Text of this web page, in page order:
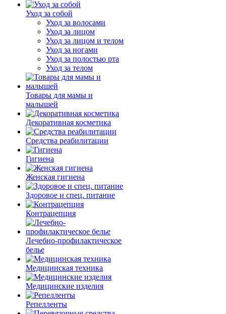
Уход за собой
Уход за волосами
Уход за лицом
Уход за лицом и телом
Уход за ногами
Уход за полостью рта
Уход за телом
Товары для мамы и
малышей
Декоративная косметика
Средства реабилитации
Гигиена
Женская гигиена
Здоровое и спец. питание
Контрацепция
Лечебно-профилактическое
белье
Медицинская техника
Медицинские изделия
Репелленты